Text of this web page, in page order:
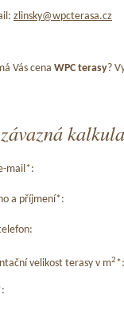
zlinsky@wpcterasa.cz
Vás cena WPC terasy?
mail*:
a příjmení*:
velikost terasy v m2*: